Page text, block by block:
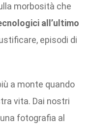
morbosità che
all’ultimo
episodi di
a monte quando
vita. Dai nostri
fotografia al